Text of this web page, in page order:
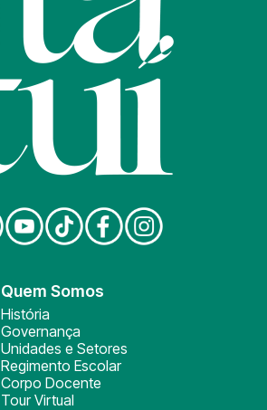
Quem Somos
História
Governança
Unidades e Setores
Regimento Escolar
Corpo Docente
Tour Virtual